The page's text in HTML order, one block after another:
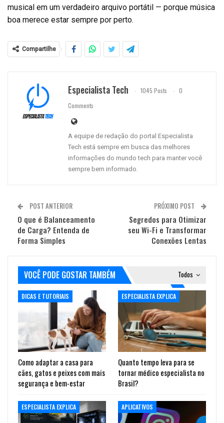
musical em um verdadeiro arquivo portátil — porque música
boa merece estar sempre por perto.
Compartilhe
Especialista Tech 1045 Posts
0
Comments
A equipe de redação do portal Especialista
Tech está sempre em busca das melhores
informações do mundo tech para manter você
sempre bem informado.
POST ANTERIOR
O que é Balanceamento
de Carga? Entenda de
Forma Simples
PRÓXIMO POST
Segredos para Otimizar
seu Wi-Fi e Transformar
Conexões Lentas
Todos
VOCÊ PODE GOSTAR TAMBÉM
DICAS E TUTORIAIS
Como adaptar a casa para
cães, gatos e peixes com mais
segurança e bem-estar
ESPECIALISTA EXPLICA
Quanto tempo leva para se
tornar médico especialista no
Brasil?
ESPECIALISTA EXPLICA APLICATIVOS